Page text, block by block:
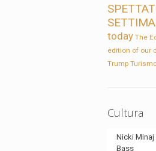
today The
edition of our
Trump
Cultura
Nicki
Bass